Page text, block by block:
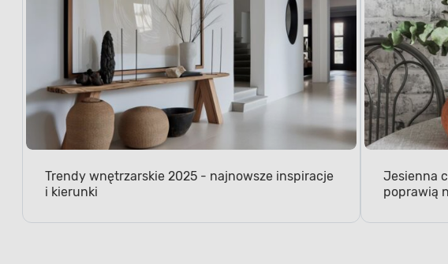
Trendy wnętrzarskie 2025 - najnowsze inspiracje
i kierunki
Jesienna
poprawią